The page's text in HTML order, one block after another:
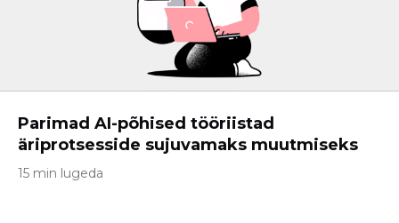
Parimad AI-põhised tööriistad
äriprotsesside sujuvamaks muutmiseks
15 min lugeda